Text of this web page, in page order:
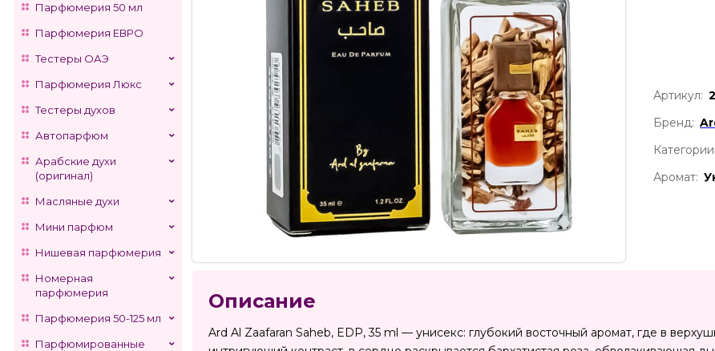
Парфюмерия 50 мл
Парфюмерия ЕВРО
Тестеры ОАЭ
Парфюмерия Люкс
Тестеры духов
Автопарфюм
Арабские духи
(оригинал)
Масляные духи
Мини парфюм
Нишевая парфюмерия
Номерная
парфюмерия
Парфюмерия 50-125 мл
Парфюмированные
Артикул:
Бренд:
Категории:
Аромат:
Описание
Ard Al Zaafaran Saheb, EDP, 35 ml — унисекс: глубокий восточный аромат, где в